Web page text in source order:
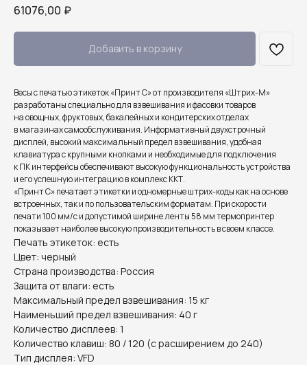
61076,00 ₽
Добавить в корзину
Весы с печатью этикеток «Принт С» от производителя «Штрих-М»
разработаны специально для взвешивания и фасовки товаров
на овощных, фруктовых, бакалейных и кондитерских отделах
в магазинах самообслуживания. Информативный двухстрочный
дисплей, высокий максимальный предел взвешивания, удобная
клавиатура с крупными кнопками и необходимые для подключения
к ПК интерфейсы обеспечивают высокую функциональность устройства
и его успешную интеграцию в комплекс ККТ.
«Принт С» печатает этикетки и одномерные штрих-коды как на основе
встроенных, так и по пользовательским форматам. При скорости
печати 100 мм/с и допустимой ширине ленты 58 мм термопринтер
показывает наиболее высокую производительность в своем классе.
Печать этикеток: есть
Цвет: черный
Страна производства: Россия
Защита от влаги: есть
Максимальный предел взвешивания: 15 кг
Наименьший предел взвешивания: 40 г
Количество дисплеев: 1
Количество клавиш: 80 / 120 (с расширением до 240)
Тип дисплея: VFD